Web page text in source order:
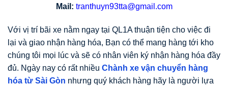
Mail: tranthuyn93tta@gmail.com
Với vị trí bãi xe nằm ngay tại QL1A thuận tiện cho việc đi
lại và giao nhận hàng hóa, Bạn có thể mang hàng tới kho
chúng tôi mọi lúc và sẽ có nhân viên ký nhận hàng hóa đầy
đủ. Ngày nay có rất nhiều Chành xe vận chuyển hàng
hóa từ Sài Gòn nhưng quý khách hàng hãy là người lựa